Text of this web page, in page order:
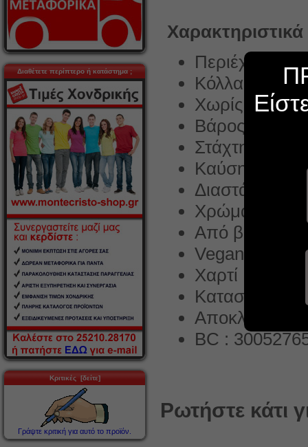
Διαθέτετε περίπτερο ή κατάστημα ;
Κριτικές [δείτε]
Γράψτε κριτική για αυτό το προϊόν.
Χαρακτηριστικά
Περιέχει 50
Κόλλα :
Χωρίς χλώριο
Βάρος 14γρ/
Στάχτη λίγη
Καύση
Διαστάσεις
Χρώμα
Από βιώσιμες
Vegan, GMO
Χαρτί
BC :
Ρωτήστε κάτι